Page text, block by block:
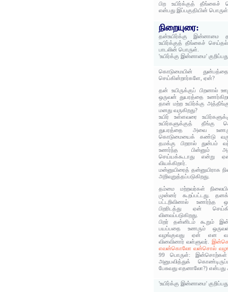
பிற உயிர்க்குத் தீங்கைச்
என்பது இப்பகுதியின்
நிறையுரை:
தன்உயிர்க்கு இன்னாமை
உயிர்க்குத் தீங்கைச்
பாடலின் பொருள்.
'உயிர்க்கு இன்னாமை'
கொடுமையின்
செய்கின்றார்களே, ஏன்?
தன் உயிருக்குப் பிறனால்
ஒருவன் துயரத்தை
தான் மற்ற உயிர்க்கு
மனது வருகிறது?
உயிர் உள்ளவரை
உயிர்களுக்குத் தீங்கு
துயரத்தை அவை
கொடுமையைக் கண்டு
தமக்கு பிறரால் துன்பம்
உணர்ந்த பின்னும்
செய்யக்கூடாது என்று
வியக்கிறார்.
மன்னுயிரைத் தன்னுயிராக
அறிவுறுத்தப்படுகிறது.
தம்மை மற்றவர்கள்
முன்னர் கூறப்பட்டது.
பட்டறிவினால் உணர்ந்த
பிறரிடத்து ஏன்
வினவப்படுகிறது.
பிறர் தன்னிடம் கூறும்
பயப்பதை உணரும்
வழங்குவது ஏன் என
வினவினார் வள்ளுவர்.
எவன்கொலோ வன்சொல்
99 பொருள்: இன்சொற்கள்
அனுபவித்துக்
பேசுவது எதனாலோ?) என்பது
'உயிர்க்கு இன்னாமை'